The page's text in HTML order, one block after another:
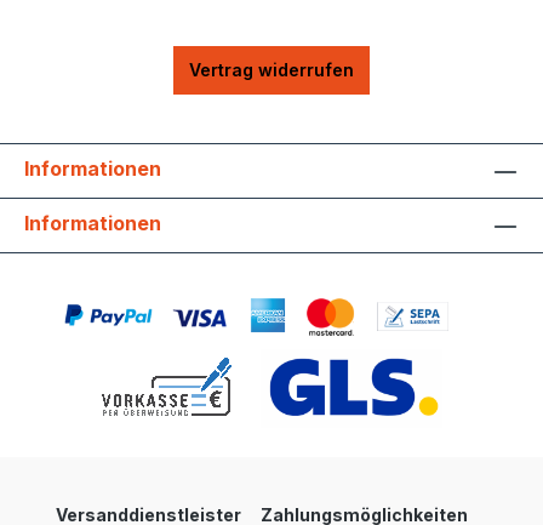
Vertrag widerrufen
Informationen
Informationen
Versanddienstleister Zahlungsmöglichkeiten